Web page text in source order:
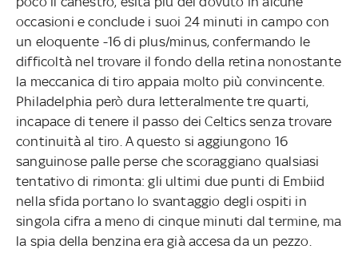
occasioni e conclude i suoi 24 minuti in campo con
un eloquente -16 di plus/minus, confermando le
difficoltà nel trovare il fondo della retina nonostante
la meccanica di tiro appaia molto più convincente.
Philadelphia però dura letteralmente tre quarti,
incapace di tenere il passo dei Celtics senza trovare
continuità al tiro. A questo si aggiungono 16
sanguinose palle perse che scoraggiano qualsiasi
tentativo di rimonta: gli ultimi due punti di Embiid
nella sfida portano lo svantaggio degli ospiti in
singola cifra a meno di cinque minuti dal termine, ma
la spia della benzina era già accesa da un pezzo.